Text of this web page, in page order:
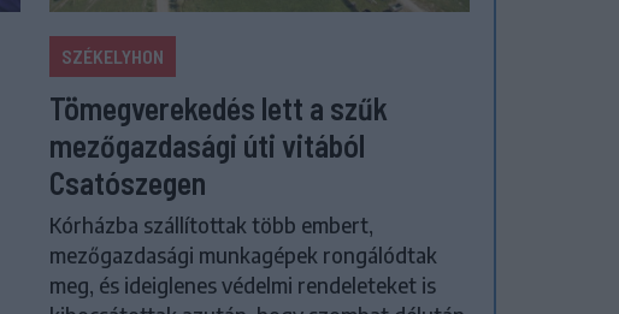
SZÉKELYHON
Tömegverekedés lett a szűk
mezőgazdasági úti vitából
Csatószegen
Kórházba szállítottak több embert,
mezőgazdasági munkagépek rongálódtak
meg, és ideiglenes védelmi rendeleteket is